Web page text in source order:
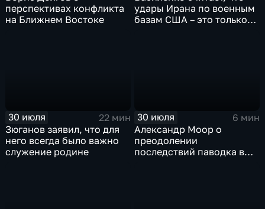
перспективах конфликта
на Ближнем Востоке
удары Ирана по военным
базам США – это только
30 июля
22 мин
Зюганов заявил, что для
него всегда было важно
служение родине
30 июля
6 мин
Александр Моор о
преодолении
последствий паводка в